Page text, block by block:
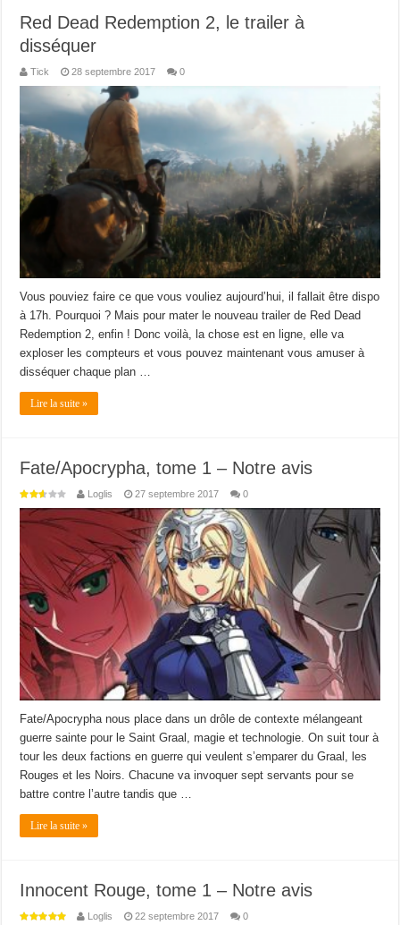
Red Dead Redemption 2, le trailer à
disséquer
Tick 28 septembre 2017 0
Vous pouviez faire ce que vous vouliez aujourd’hui, il fallait être dispo
à 17h. Pourquoi ? Mais pour mater le nouveau trailer de Red Dead
Redemption 2, enfin ! Donc voilà, la chose est en ligne, elle va
exploser les compteurs et vous pouvez maintenant vous amuser à
disséquer chaque plan …
Lire la suite »
Fate/Apocrypha, tome 1 – Notre avis
Loglis 27 septembre 2017 0
Fate/Apocrypha nous place dans un drôle de contexte mélangeant
guerre sainte pour le Saint Graal, magie et technologie. On suit tour à
tour les deux factions en guerre qui veulent s’emparer du Graal, les
Rouges et les Noirs. Chacune va invoquer sept servants pour se
battre contre l’autre tandis que …
Lire la suite »
Innocent Rouge, tome 1 – Notre avis
Loglis 22 septembre 2017 0